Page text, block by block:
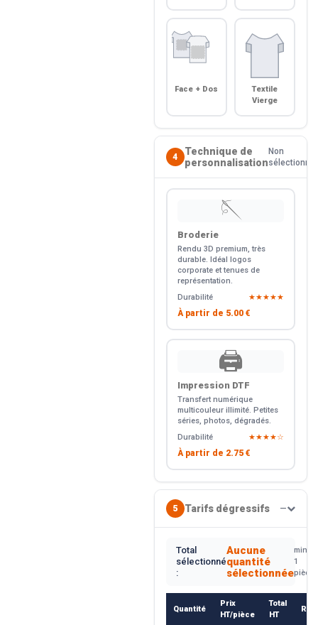
Face + Dos
Textile
Vierge
4
Technique de
personnalisation
Non
sélectionné
🪡
Broderie
Rendu 3D premium, très
durable. Idéal logos
corporate et tenues de
représentation.
Durabilité
★★★★★
À partir de 5.00 €
🖨️
Impression DTF
Transfert numérique
multicouleur illimité. Petites
séries, photos, dégradés.
Durabilité
★★★★☆
À partir de 2.75 €
5 Tarifs dégressifs —
Total
sélectionné
:
Aucune
quantité
sélectionnée
min.
1
pièce
Quantité
Prix
HT/pièce
Total
HT